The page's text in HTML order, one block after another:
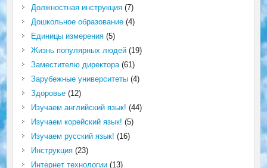
Должностная инструкция(7)
Дошкольное образование(4)
Единицы измерения(5)
Жизнь популярных людей(19)
Заместителю директора(61)
Зарубежные университеты(4)
Здоровье(12)
Изучаем английский язык! (44)
Изучаем корейский язык! (5)
Изучаем русский язык! (16)
Инструкция(23)
Интернет технологии(13)